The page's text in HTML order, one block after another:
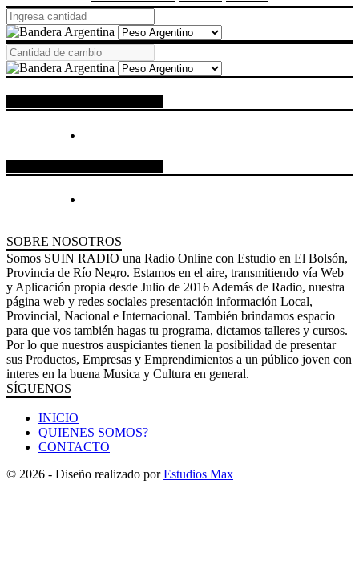
SOBRE NOSOTROS
Somos SUIN RADIO una Radio Online con Estudio en El Bolsón,
Provincia de Río Negro. Estamos en el aire, transmitiendo vía Web
y Aplicación propia desde Julio de 2016 Además de Radio, nuestra
página web y redes sociales presentación información Local,
Provincial, Nacional e Internacional. También brindamos espacio
para que vos también hagas tu programa, dictamos talleres y cursos.
Por lo que nuestros auspiciantes tienen la posibilidad de presentar
sus Productos, Empresas y Emprendimientos a un público joven con
interes en la buena Musica y Cultura en general.
SÍGUENOS
INICIO
QUIENES SOMOS?
CONTACTO
© 2026 - Diseño realizado porEstudios Max